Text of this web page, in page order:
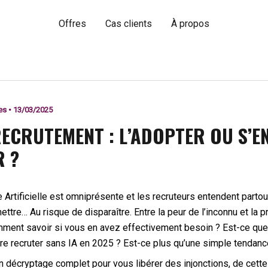
Offres Cas clients À propos
• 13/03/2025
: L’ADOPTER OU
?
Artificielle est omniprésente et les recruteurs entendent
Au risque de disparaître. Entre la peur de l’inconnu et la
savoir si vous en avez effectivement besoin ? Est-ce
recruter sans IA en 2025 ? Est-ce plus qu’une simple
décryptage complet pour vous libérer des injonctions, de cette